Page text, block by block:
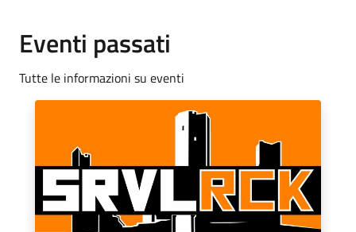
Eventi passati
Tutte le informazioni su eventi